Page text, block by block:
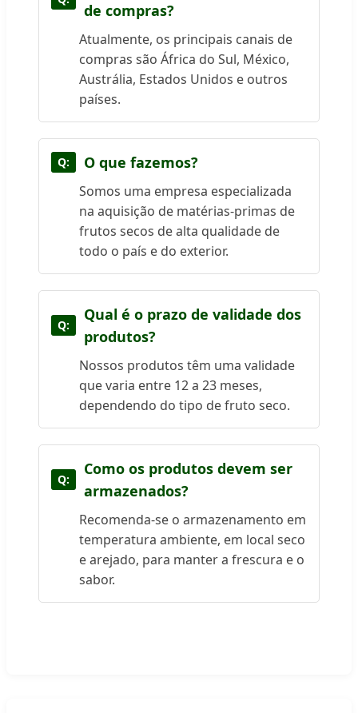
de compras?
Atualmente, os principais canais de
compras são África do Sul, México,
Austrália, Estados Unidos e outros
países.
O que fazemos?
Somos uma empresa especializada
na aquisição de matérias-primas de
frutos secos de alta qualidade de
todo o país e do exterior.
Qual é o prazo de validade dos
produtos?
Nossos produtos têm uma validade
que varia entre 12 a 23 meses,
dependendo do tipo de fruto seco.
Como os produtos devem ser
armazenados?
Recomenda-se o armazenamento em
temperatura ambiente, em local seco
e arejado, para manter a frescura e o
sabor.